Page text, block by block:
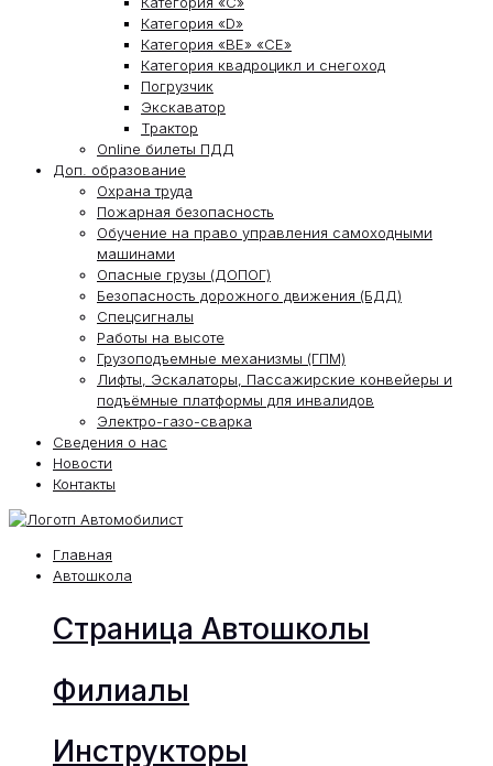
Категория «D»
Категория «ВЕ» «СЕ»
Категория квадроцикл и снегоход
Погрузчик
Экскаватор
Трактор
Online билеты ПДД
Доп. образование
Охрана труда
Пожарная безопасность
Обучение на право управления самоходными
машинами
Опасные грузы (ДОПОГ)
Безопасность дорожного движения (БДД)
Спецсигналы
Работы на высоте
Грузоподъемные механизмы (ГПМ)
Лифты, Эскалаторы, Пассажирские конвейеры и
подъёмные платформы для инвалидов
Электро-газо-сварка
Сведения о нас
Новости
Контакты
Главная
Автошкола
Страница Автошколы
Филиалы
Инструкторы